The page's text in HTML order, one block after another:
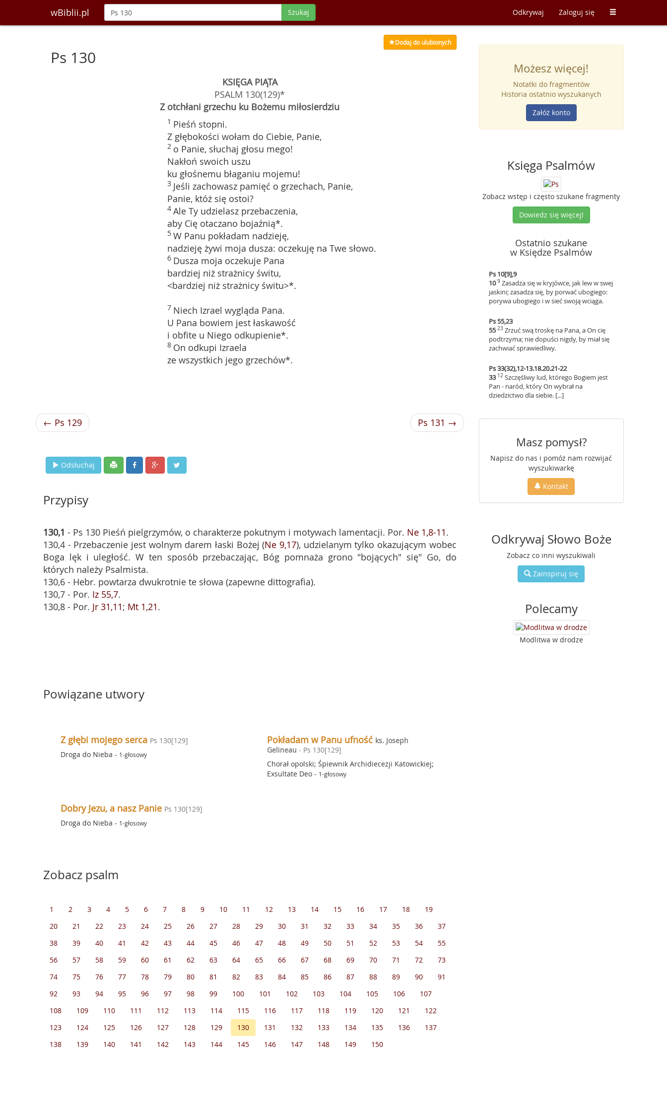
wBiblii.pl Szukaj Odkrywaj Zaloguj się
Dodaj do ulubionych
Ps 130
KSIĘGA PIĄTA
PSALM 130(129)*
Z otchłani grzechu ku Bożemu miłosierdziu
1 Pieśń stopni.
Z głębokości wołam do Ciebie, Panie,
2 o Panie, słuchaj głosu mego!
Nakłoń swoich uszu
ku głośnemu błaganiu mojemu!
3 Jeśli zachowasz pamięć o grzechach, Panie,
Panie, któż się ostoi?
4 Ale Ty udzielasz przebaczenia,
aby Cię otaczano bojaźnią*.
5 W Panu pokładam nadzieję,
nadzieję żywi moja dusza: oczekuję na Twe słowo.
6 Dusza moja oczekuje Pana
bardziej niż strażnicy świtu,
<bardziej niż strażnicy świtu>*.
7 Niech Izrael wygląda Pana.
U Pana bowiem jest łaskawość
i obfite u Niego odkupienie*.
8 On odkupi Izraela
ze wszystkich jego grzechów*.
← Ps 129 Ps 131 →
Odsłuchaj
Przypisy
130,1 - Ps 130 Pieśń pielgrzymów, o charakterze pokutnym i motywach lamentacji. Por. Ne 1,8-11.
130,4 - Przebaczenie jest wolnym darem łaski Bożej (Ne 9,17), udzielanym tylko okazującym wobec
Boga lęk i uległość. W ten sposób przebaczając, Bóg pomnaża grono "bojących" się" Go, do
których należy Psalmista.
130,6 - Hebr. powtarza dwukrotnie te słowa (zapewne dittografia).
130,7 - Por. Iz 55,7.
130,8 - Por. Jr 31,11; Mt 1,21.
Powiązane utwory
Z głębi mojego serca Ps 130[129]
Droga do Nieba - 1-głosowy
Pokładam w Panu ufność ks. Joseph
Gelineau - Ps 130[129]
Chorał opolski; Śpiewnik Archidiecezji Katowickiej;
Exsultate Deo - 1-głosowy
Dobry Jezu, a nasz Panie Ps 130[129]
Droga do Nieba - 1-głosowy
Zobacz psalm
1 2 3 4 5 6 7 8 9 10 11 12 13 14 15 16 17 18
19
20
21 22 23 24 25 26 27 28 29 30 31 32 33 34 35 36
37
38
39 40 41 42 43 44 45 46 47 48 49 50 51 52 53 54
55
56
57 58 59 60 61 62 63 64 65 66 67 68 69 70 71 72
73
74
75 76 77 78 79 80 81 82 83 84 85 86 87 88 89 90
91
92
93 94 95 96 97 98 99 100 101 102 103 104 105 106
107
108
109 110 111 112 113 114 115 116 117 118 119 120 121
122
123
124 125 126 127 128 129 130 131 132 133 134 135 136
137
138
139 140 141 142 143 144 145 146 147 148 149 150
Możesz więcej!
Notatki do fragmentów
Historia ostatnio wyszukanych
Załóż konto
Księga Psalmów
Zobacz wstęp i często szukane fragmenty
Dowiedz się więcej!
Ostatnio szukane
w Księdze Psalmów
Ps 10[9],9
109 Zasadza się w kryjówce, jak lew w swej
jaskini; zasadza się, by porwać ubogiego:
porywa ubogiego i w sieć swoją wciąga.
Ps 55,23
5523 Zrzuć swą troskę na Pana, a On cię
podtrzyma; nie dopuści nigdy, by miał się
zachwiać sprawiedliwy.
Ps 33(32),12-13.18.20.21-22
3312 Szczęśliwy lud, którego Bogiem jest
Pan - naród, który On wybrał na
dziedzictwo dla siebie. [...]
Masz pomysł?
Napisz do nas i pomóż nam rozwijać
wyszukiwarkę
Kontakt
Odkrywaj Słowo Boże
Zobacz co inni wyszukiwali
Zainspiruj się
Polecamy
Modlitwa w drodze